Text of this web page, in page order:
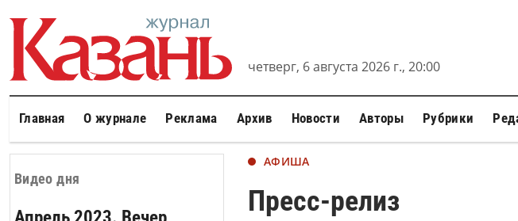
четверг, 6 августа 2026 г., 20:00
Главная О журнале Реклама Архив Новости Авторы Рубрики
Видео дня
АФИША
Пресс-релиз